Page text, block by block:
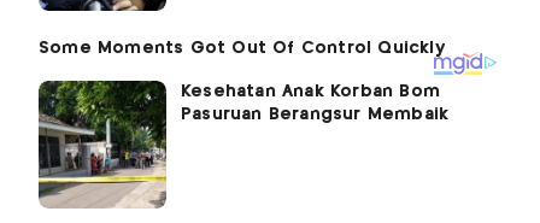
Kesehatan Anak Korban Bom
Pasuruan Berangsur Membaik